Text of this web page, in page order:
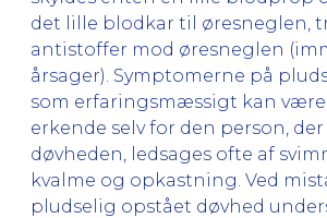
det lille blodkar til øresneglen,
antistoffer mod øresneglen
årsager). Symptomerne på
som erfaringsmæssigt kan
erkende selv for den person,
døvheden, ledsages ofte af
kvalme og opkastning. Ved
pludselig opstået døvhed